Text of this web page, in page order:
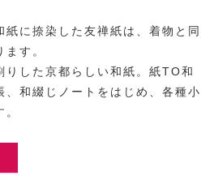
紙に捺染した友禅紙は、着物と同
す。
りした京都らしい和紙。紙TO和
、和綴じノートをはじめ、各種小